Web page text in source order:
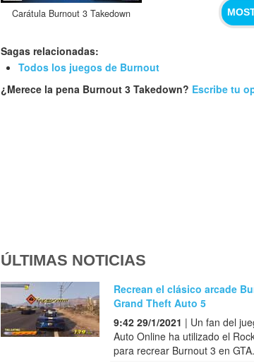
Carátula Burnout 3 Takedown
Sagas relacionadas:
Todos los juegos de Burnout
¿Merece la pena Burnout 3 Takedown? Escribe tu
ÚLTIMAS NOTICIAS
Recrean el clásico arcade
Grand Theft Auto 5
9:42 29/1/2021 | Un fan del
Auto Online ha utilizado el
para recrear Burnout 3 en GTA.